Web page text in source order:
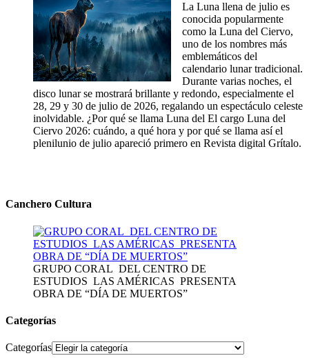
La Luna llena de julio es
conocida popularmente
como la Luna del Ciervo,
uno de los nombres más
emblemáticos del
calendario lunar tradicional.
Durante varias noches, el
disco lunar se mostrará brillante y redondo, especialmente el
28, 29 y 30 de julio de 2026, regalando un espectáculo celeste
inolvidable. ¿Por qué se llama Luna del El cargo Luna del
Ciervo 2026: cuándo, a qué hora y por qué se llama así el
plenilunio de julio apareció primero en Revista digital Grítalo.
Canchero Cultura
GRUPO CORAL DEL CENTRO DE
ESTUDIOS LAS AMÉRICAS PRESENTA
OBRA DE “DÍA DE MUERTOS”
Categorías
Categorías